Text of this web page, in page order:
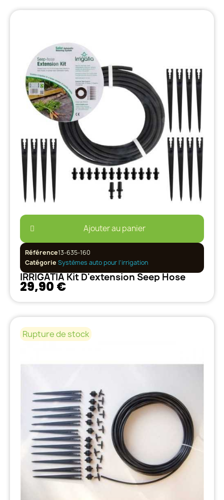
Ajouter au panier
Référence13-635-160
Catégorie Systèmes auto pour l'irrigation
IRRIGATIA Kit D'extension Seep Hose
29,90 €
Rupture de stock